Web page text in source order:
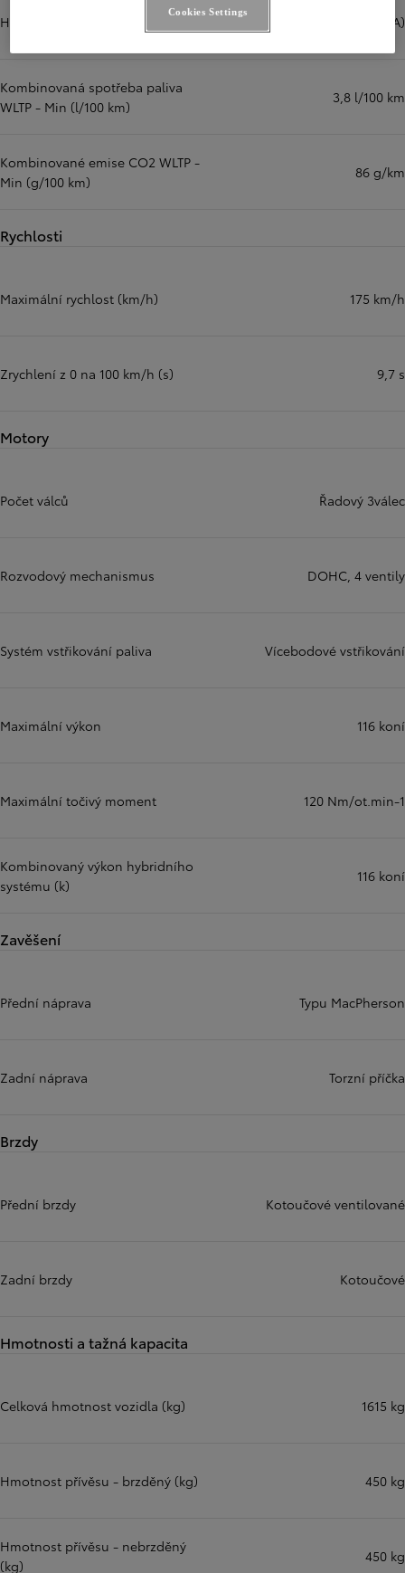
Hladina hluku 70 - 72 dB(A)
Kombinovaná spotřeba paliva
WLTP - Min (l/100 km)
3,8 l/100 km
Kombinované emise CO2 WLTP -
Min (g/100 km)
86 g/km
Rychlosti
Maximální rychlost (km/h) 175 km/h
Zrychlení z 0 na 100 km/h (s) 9,7 s
Motory
Počet válců Řadový 3válec
Rozvodový mechanismus DOHC, 4 ventily
Systém vstřikování paliva Vícebodové vstřikování
Maximální výkon 116 koní
Maximální točivý moment 120 Nm/ot.min-1
Kombinovaný výkon hybridního
systému (k)
116 koní
Zavěšení
Přední náprava Typu MacPherson
Zadní náprava Torzní příčka
Brzdy
Přední brzdy Kotoučové ventilované
Zadní brzdy Kotoučové
Hmotnosti a tažná kapacita
Celková hmotnost vozidla (kg) 1615 kg
Hmotnost přívěsu - brzděný (kg) 450 kg
Hmotnost přívěsu - nebrzděný
(kg)
450 kg
Cookies Settings